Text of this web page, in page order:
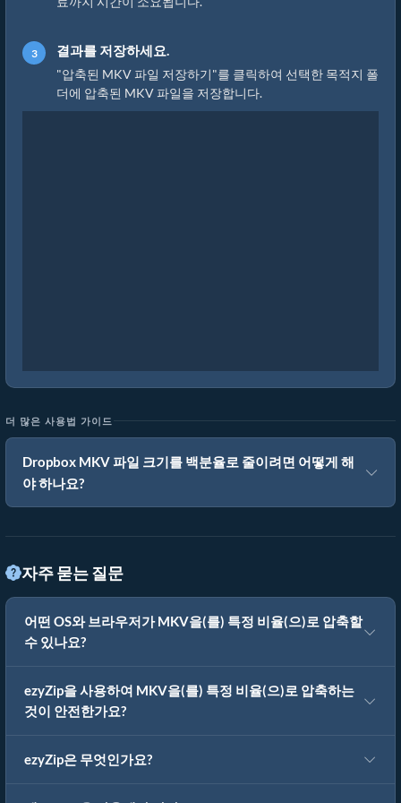
결과를 저장하세요.
"압축된 MKV 파일 저장하기"를 클릭하여 선택한 목적지 폴
더에 압축된 MKV 파일을 저장합니다.
더 많은 사용법 가이드
Dropbox MKV 파일 크기를 백분율로 줄이려면 어떻게 해
야 하나요?
자주 묻는 질문
어떤 OS와 브라우저가 MKV을(를) 특정 비율(으)로 압축할
수 있나요?
ezyZip을 사용하여 MKV을(를) 특정 비율(으)로 압축하는
것이 안전한가요?
ezyZip은 무엇인가요?